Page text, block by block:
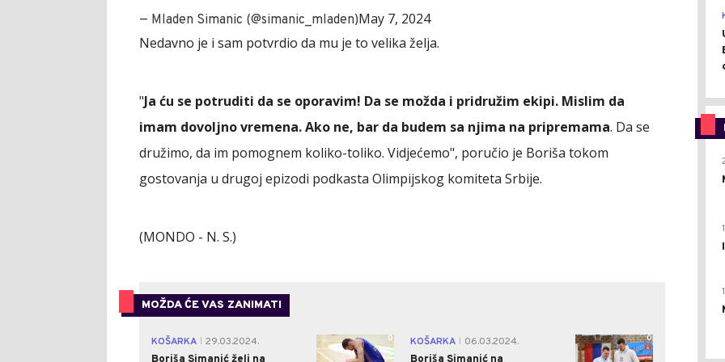
— Mladen Simanic (@simanic_mladen)May 7, 2024
Nedavno je i sam potvrdio da mu je to velika želja.
"Ja ću se potruditi da se oporavim! Da se možda i pridružim ekipi. Mislim da
imam dovoljno vremena. Ako ne, bar da budem sa njima na pripremama. Da se
družimo, da im pomognem koliko-toliko. Vidjećemo", poručio je Boriša tokom
gostovanja u drugoj epizodi podkasta Olimpijskog komiteta Srbije.
(MONDO - N. S.)
MOŽDA ĆE VAS ZANIMATI
KOŠARKA
29.03.2024.
0 KOŠARKA
06.03.2024.
0